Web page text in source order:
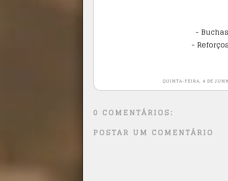
-
-
QUINTA-FEIRA, 4 DE
0 COMENTÁRIOS:
POSTAR UM COMENTÁRIO